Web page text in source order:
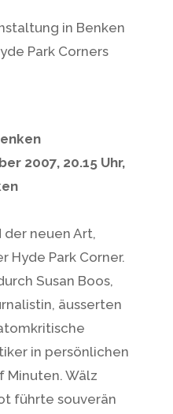
in Benken
Park Corners
2007, 20.15 Uhr,
neuen Art,
Hyde Park Corner.
Susan Boos,
äusserten
in persönlichen
Minuten. Wälz
führte souverän